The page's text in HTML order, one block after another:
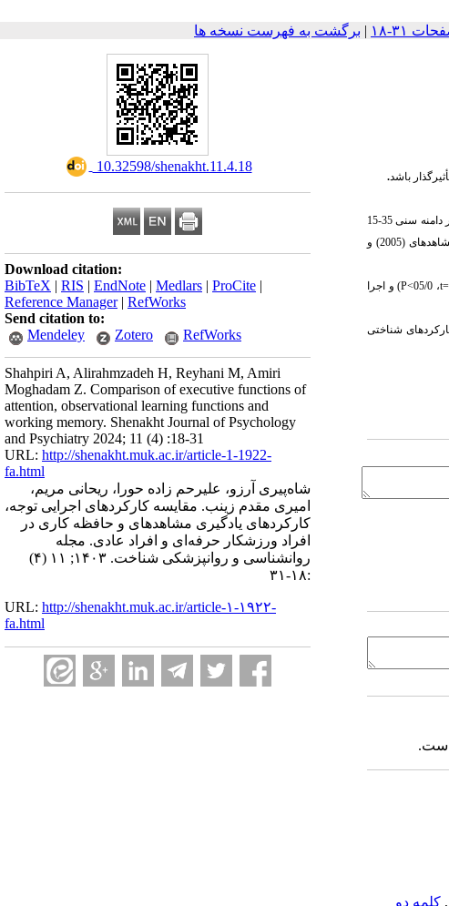
| برگشت به فهرست نسخه ها
‎ 10.32598/shenakht.11.4.18
Download citation:
BibTeX | RIS | EndNote | Medlars | ProCite |
Reference Manager| RefWorks
Send citation to:
Mendeley
Zotero RefWorks
Shahpiri A, Alirahmzadeh H, Reyhani M, Amiri
Moghadam Z. Comparison of executive functions of
attention, observational learning functions and
working memory. Shenakht Journal of Psychology
and Psychiatry 2024; 11 (4) :18-31
URL: http://shenakht.muk.ac.ir/article-1-1922-
fa.html
شاه‌پیری آرزو، علیرحم زاده حورا، ریحانی مریم،
امیری مقدم زینب. مقایسه کارکردهای اجرایی توجه،
کارکردهای یادگیری مشاهده‎ای و حافظه کاری در
افراد ورزشکار حرفه‌ای و افراد عادی. مجله
روانشناسی و روانپزشکی شناخت. ۱۴۰۳; ۱۱ (۴)
:۱۸-۳۱
URL: http://shenakht.muk.ac.ir/article-۱-۱۹۲۲-
fa.html
باشد.
روش پژوهش علی- مقایسه­ای بود. جامعه آماری ورزشکاران حرفه­ای در سطح استانی و ملی در سال 1402-1401 بودند، که با روش نمونه­گیری در دسترس تعداد 90 نفر در دامنه سنی 35-15
واژه استروپ (2006)، مقیاس کارکردهای یادگیری مشاهده­ای (2005) و
t=، 05/0> P) و اجرا
شناختی
است.
, کلمه دو